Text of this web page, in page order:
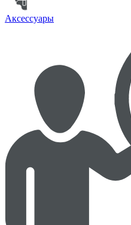
Аксессуары